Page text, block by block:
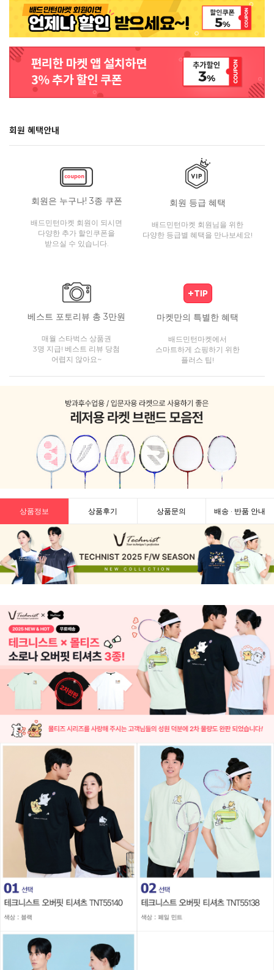
회원 혜택안내
회원은 누구나! 3종 쿠폰
배드민턴마켓 회원이 되시면
다양한 추가 할인쿠폰을
받으실 수 있습니다.
회원 등급 혜택
배드민턴마켓 회원님을 위한
다양한 등급별 혜택을 만나보세요!
베스트 포토리뷰 총 3만원
매월 스타벅스 상품권
3명 지급! 베스트 리뷰 당첨
어렵지 않아요~
마켓만의 특별한 혜택
배드민턴마켓에서
스마트하게 쇼핑하기 위한
플러스 팁!
상품정보 상품후기 상품문의 배송 · 반품 안내